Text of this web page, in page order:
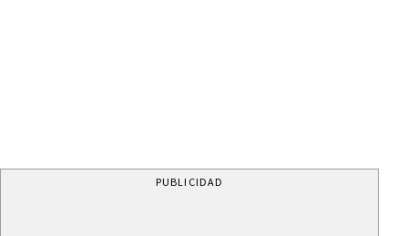
PUBLICIDAD